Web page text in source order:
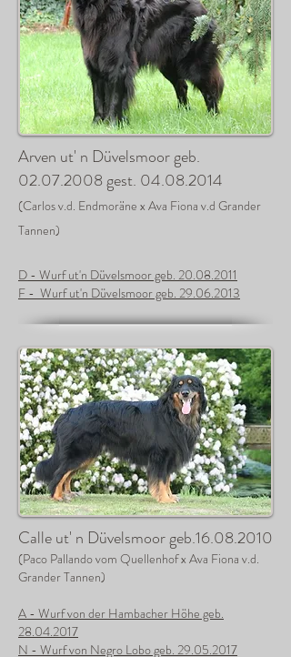
Arven ut' n Düvelsmoor geb.
02.07.2008gest. 04.08.2014
(Carlos v.d. Endmoräne x Ava Fiona v.d Grander
Tannen)
D - Wurf ut'n Düvelsmoor geb. 20.08.2011
F - Wurf ut'n Düvelsmoor geb. 29.06.2013
Calle ut' n Düvelsmoor geb.16.08.2010
(Paco Pallando vom Quellenhof x Ava Fiona v.d.
Grander Tannen)
A - Wurf von der Hambacher Höhe geb.
28.04.2017
N - Wurf von Negro Lobo geb. 29.05.2017